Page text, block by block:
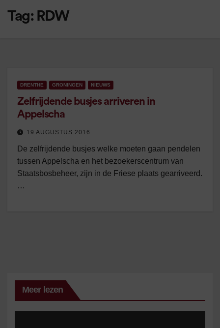
Tag: RDW
DRENTHE GRONINGEN NIEUWS
Zelfrijdende busjes arriveren in
Appelscha
19 AUGUSTUS 2016
De zelfrijdende busjes welke moeten gaan pendelen
tussen Appelscha en het bezoekerscentrum van
Staatsbosbeheer, zijn in de Friese plaats gearriveerd.
…
Meer lezen